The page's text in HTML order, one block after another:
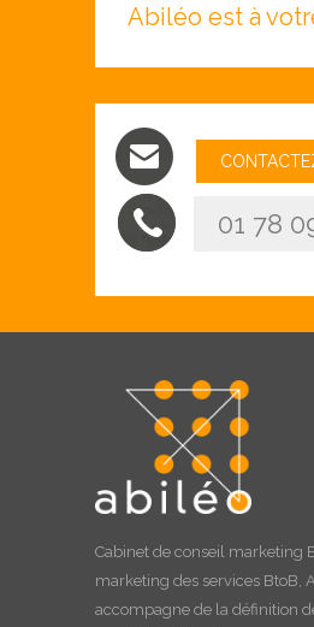
Abiléo est à
01 78
Cabinet de conseil marketing
marketing des services BtoB,
accompagne de la définition